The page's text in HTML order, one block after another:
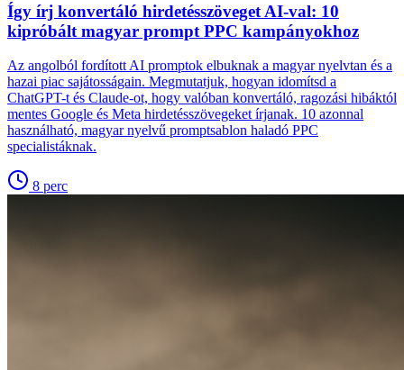
Így írj konvertáló hirdetésszöveget AI-val: 10
kipróbált magyar prompt PPC kampányokhoz
Az angolból fordított AI promptok elbuknak a magyar nyelvtan és a
hazai piac sajátosságain. Megmutatjuk, hogyan idomítsd a
ChatGPT-t és Claude-ot, hogy valóban konvertáló, ragozási hibáktól
mentes Google és Meta hirdetésszövegeket írjanak. 10 azonnal
használható, magyar nyelvű promptsablon haladó PPC
specialistáknak.
8 perc